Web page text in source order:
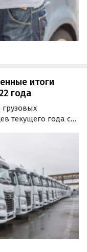
итоги
года
грузовых
текущего года с